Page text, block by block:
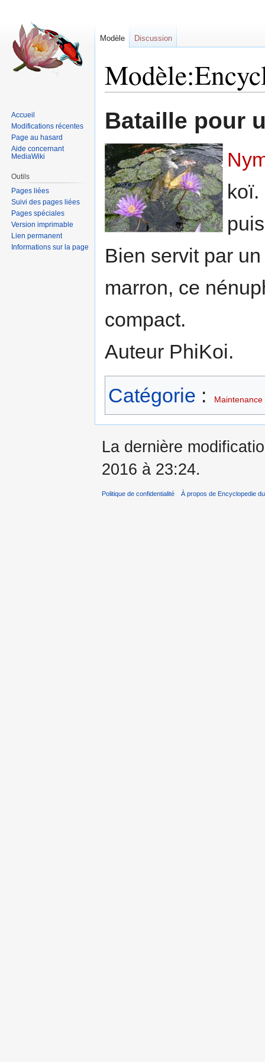
navigation
recherche
Bataille pour
Bien servit par
marron, ce
compact.
Auteur PhiKoi.
Catégorie :
Modèle Discussion
Accueil
Modifications récentes
Page au hasard
Aide concernant
MediaWiki
Outils
Pages liées
Suivi des pages liées
Pages spéciales
Version imprimable
Lien permanent
Informations sur la page
La dernière
2016 à 23:24.
Politique de confidentialité À propos de Encyclopedie